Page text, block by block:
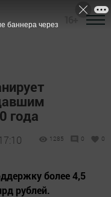
года
1285 0 0
более 4,5
рублей.
баннера через